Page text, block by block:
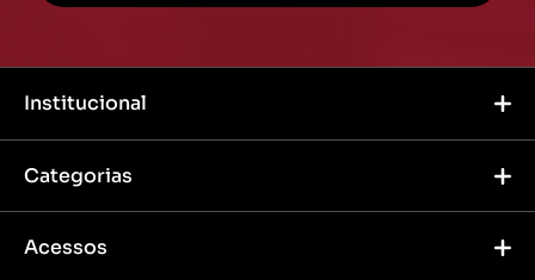
Institucional
Categorias
Acessos